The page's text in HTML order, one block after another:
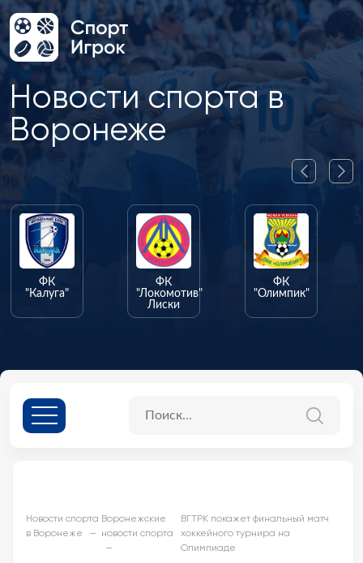
Новости спорта в
Воронеже
ФК
"Калуга"
ФК
"Локомотив"
Лиски
ФК
"Олимпик"
Новости спорта
в Воронеже
Воронежские
новости спорта
ВГТРК покажет финальный матч
хоккейного турнира на
Олимпиаде